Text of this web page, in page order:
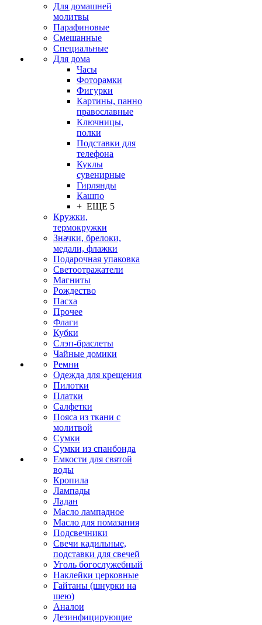
Для домашней
молитвы
Парафиновые
Смешанные
Специальные
Для дома
Часы
Фоторамки
Фигурки
Картины, панно
православные
Ключницы,
полки
Подставки для
телефона
Куклы
сувенирные
Гирлянды
Кашпо
+ ЕЩЕ 5
Кружки,
термокружки
Значки, брелоки,
медали, флажки
Подарочная упаковка
Светоотражатели
Магниты
Рождество
Пасха
Прочее
Флаги
Кубки
Слэп-браслеты
Чайные домики
Ремни
Одежда для крещения
Пилотки
Платки
Салфетки
Пояса из ткани с
молитвой
Сумки
Сумки из спанбонда
Емкости для святой
воды
Кропила
Лампады
Ладан
Масло лампадное
Масло для помазания
Подсвечники
Свечи кадильные,
подставки для свечей
Уголь богослужебный
Наклейки церковные
Гайтаны (шнурки на
шею)
Аналои
Дезинфицирующие